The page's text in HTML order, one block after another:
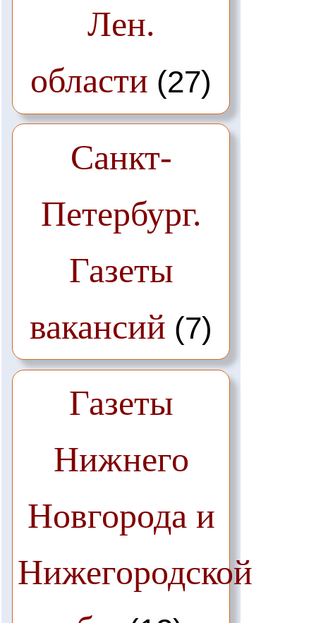
Лен.
области (27)
Санкт-
Петербург.
Газеты
вакансий (7)
Газеты
Нижнего
Новгорода и
Нижегородской